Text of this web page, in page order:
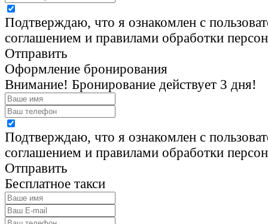
Подтверждаю, что я ознакомлен с
соглашением и правилами обработки
Отправить
Оформление бронирования
Внимание! Бронирование действует 3 дня!
Подтверждаю, что я ознакомлен с
соглашением и правилами обработки
Отправить
Бесплатное такси